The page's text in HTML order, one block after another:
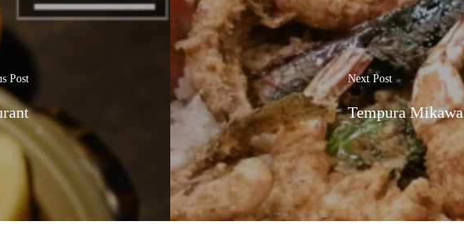
Post Next Post
Tempura Mikawa